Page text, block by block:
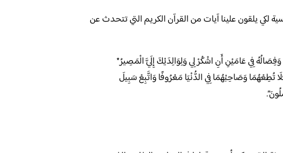
لكي يلقون علينا آيات من القرآن الكريم التي تتحدث عن
فِي عَامَيْنِ أَنِ اشْكُرْ لِي وَلِوَالِدَيْكَ إِلَيَّ الْمَصِيرُ*
وَصَاحِبْهُمَا فِي الدُّنْيَا مَعْرُوفًا وَاتَّبِعْ سَبِيلَ